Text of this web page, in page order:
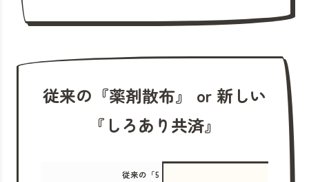
従来の『薬剤散布』 or 新しい
『しろあり共済』
従来の「5